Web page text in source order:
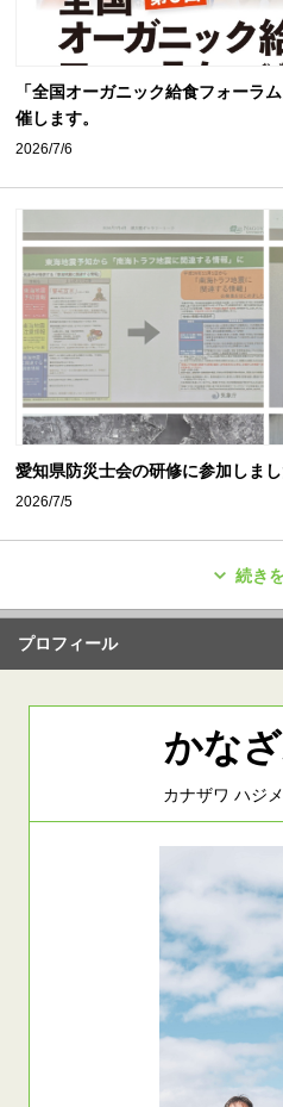
「全国オーガニック給食フォーラ
催します。
2026/7/6
愛知県防災士会の研修に参加しまし
2026/7/5
続き
プロフィール
かな
カナザワ ハジ